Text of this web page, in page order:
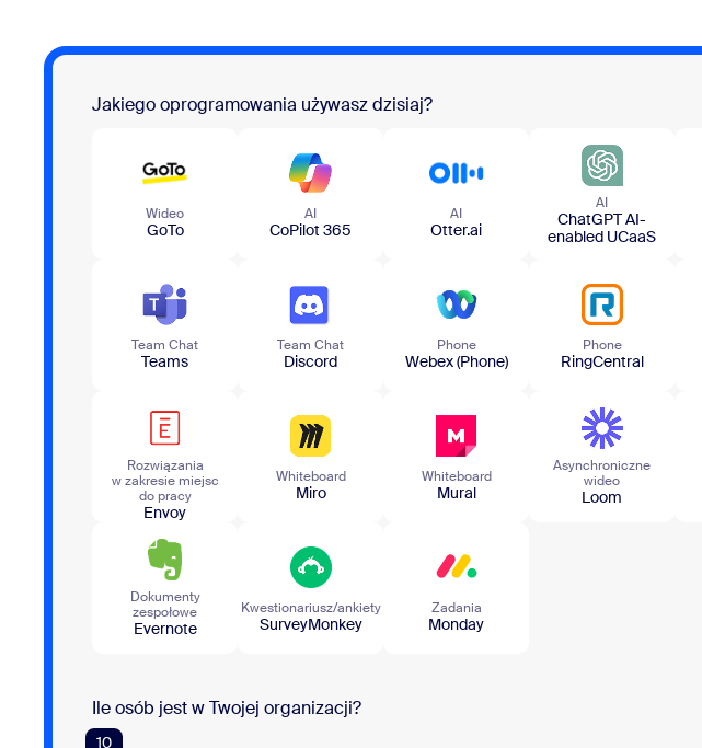
Jakiego oprogramowania używasz dzisiaj?
Wideo
GoTo
AI
CoPilot 365
AI
Otter.ai
AI
ChatGPT AI-
enabled UCaaS
Team​ Chat
Teams
Team​ Chat
Discord
Phone
Webex (Phone)
Phone
RingCentral
Rozwiązania
w zakresie miejsc
do pracy
Envoy
Whiteboard
Miro
Whiteboard
Mural
Asynchroniczne
wideo
Loom
Dokumenty
zespołowe
Evernote
Kwestionariusz/ankiety
SurveyMonkey
Zadania
Monday
Ile osób jest w Twojej organizacji?
10